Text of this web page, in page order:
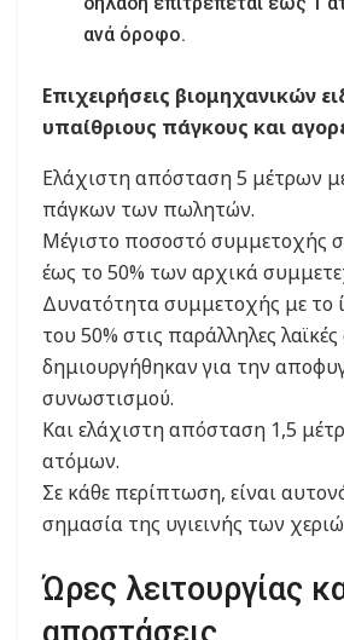
ανά όροφο.
Επιχειρήσεις βιομηχανικών
υπαίθριους πάγκους και
Ελάχιστη απόσταση 5 μέτρων
πάγκων των πωλητών.
Μέγιστο ποσοστό συμμετοχής
έως το 50% των αρχικά
Δυνατότητα συμμετοχής με το
του 50% στις παράλληλες
δημιουργήθηκαν για την
συνωστισμού.
Και ελάχιστη απόσταση 1,5
ατόμων.
Σε κάθε περίπτωση, είναι
σημασία της υγιεινής των
Ώρες λειτουργίας